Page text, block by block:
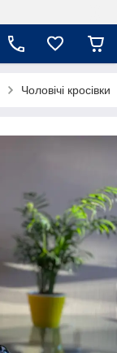
Чоловічі кросівки